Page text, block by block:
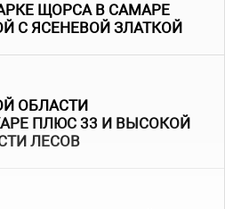
ЩОРСА В САМАРЕ
С ЯСЕНЕВОЙ ЗЛАТКОЙ
ОБЛАСТИ
ПЛЮС 33 И ВЫСОКОЙ
ЛЕСОВ